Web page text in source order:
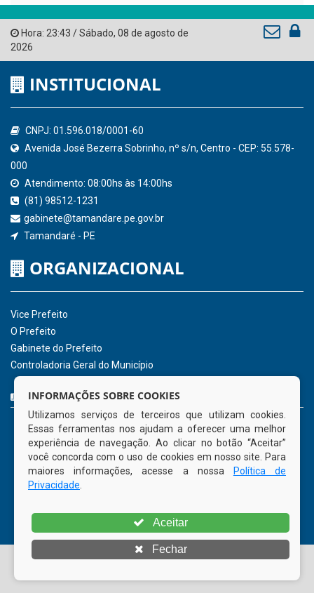
Tribunal de Contas do Estado de Pernambuco
Ministério Público do Estado de Pernambuco
Controladoria-Geral da União
Confederação Nacional de Municípios - CNM
QEdu
Consultar Convênios
Receber Informações sobre novos Repasses
Hora:23:43/ Sábado, 08 de agosto de
2026
INSTITUCIONAL
CNPJ: 01.596.018/0001-60
000
Atendimento: 08:00hs às 14:00hs
(81) 98512-1231
gabinete@tamandare.pe.gov.br
Tamandaré - PE
Vice Prefeito
Gabinete do Prefeito
INFORMAÇÕES SOBRE COOKIES
Utilizamos serviços de terceiros que utilizam cookies.
Essas ferramentas nos ajudam a oferecer uma melhor
experiência de navegação. Ao clicar no botão “Aceitar”
você concorda com o uso de cookies em nosso site. Para
maiores informações, acesse a nossa
Política de
Privacidade
Aceitar
Fechar